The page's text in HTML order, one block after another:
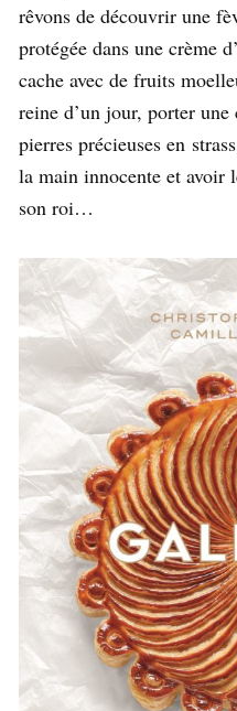
rêvons de découvrir une
protégée dans une crème
cache avec de fruits
reine d’un jour, porter
pierres précieuses en
la main innocente et avoir
son roi…